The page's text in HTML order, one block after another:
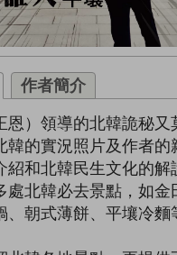
作者簡介
恩）領導的北韓詭秘又
韓的實況照片及作者的
紹和北韓民生文化的解
處北韓必去景點，如
、朝式薄餅、平壤冷麵